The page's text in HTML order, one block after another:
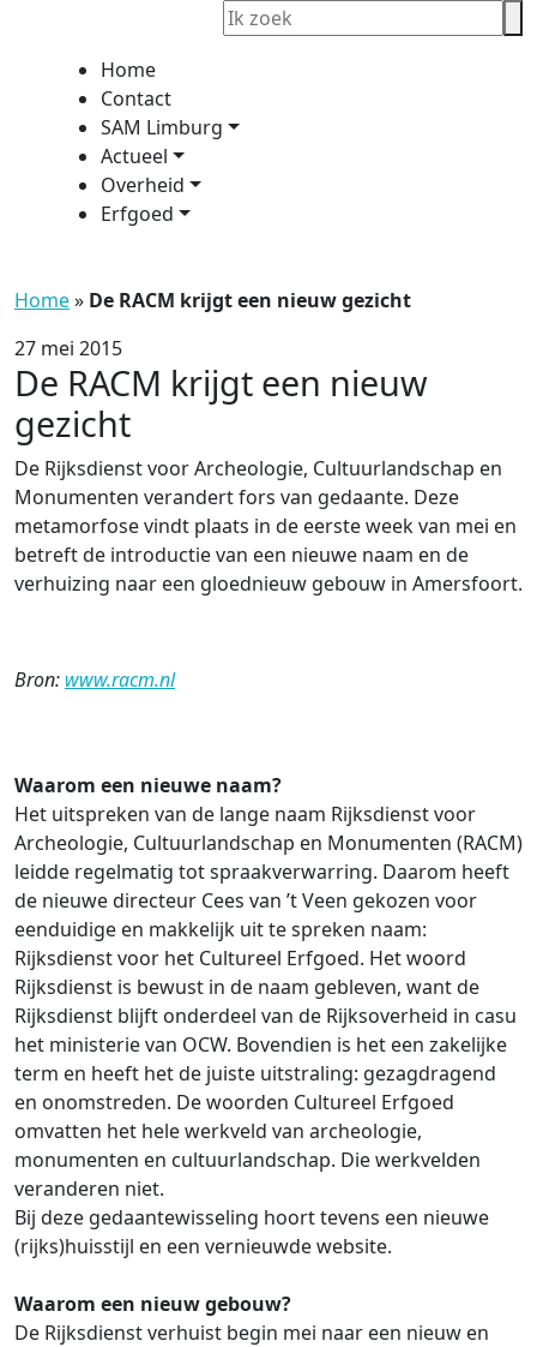
Home
Contact
SAM Limburg
Actueel
Overheid
Erfgoed
Home» De RACM krijgt een nieuw gezicht
27 mei 2015
De RACM krijgt een nieuw
gezicht
De Rijksdienst voor Archeologie, Cultuurlandschap en
Monumenten verandert fors van gedaante. Deze
metamorfose vindt plaats in de eerste week van mei en
betreft de introductie van een nieuwe naam en de
verhuizing naar een gloednieuw gebouw in Amersfoort.
Bron: www.racm.nl
Waarom een nieuwe naam?
Het uitspreken van de lange naam Rijksdienst voor
Archeologie, Cultuurlandschap en Monumenten (RACM)
leidde regelmatig tot spraakverwarring. Daarom heeft
de nieuwe directeur Cees van ’t Veen gekozen voor
eenduidige en makkelijk uit te spreken naam:
Rijksdienst voor het Cultureel Erfgoed. Het woord
Rijksdienst is bewust in de naam gebleven, want de
Rijksdienst blijft onderdeel van de Rijksoverheid in casu
het ministerie van OCW. Bovendien is het een zakelijke
term en heeft het de juiste uitstraling: gezagdragend
en onomstreden. De woorden Cultureel Erfgoed
omvatten het hele werkveld van archeologie,
monumenten en cultuurlandschap. Die werkvelden
veranderen niet.
Bij deze gedaantewisseling hoort tevens een nieuwe
(rijks)huisstijl en een vernieuwde website.
Waarom een nieuw gebouw?
De Rijksdienst verhuist begin mei naar een nieuw en